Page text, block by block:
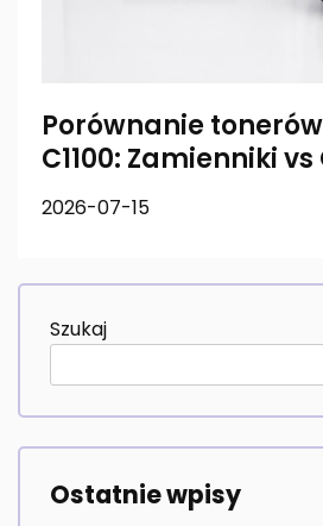
Porównanie
C1100: Zamienniki
2026-07-15
Szukaj
Ostatnie wpisy